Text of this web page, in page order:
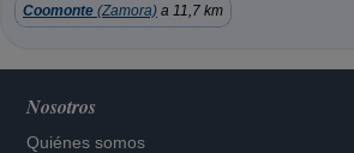
Coomonte (Zamora) a 11,7 km
Nosotros
Quiénes somos